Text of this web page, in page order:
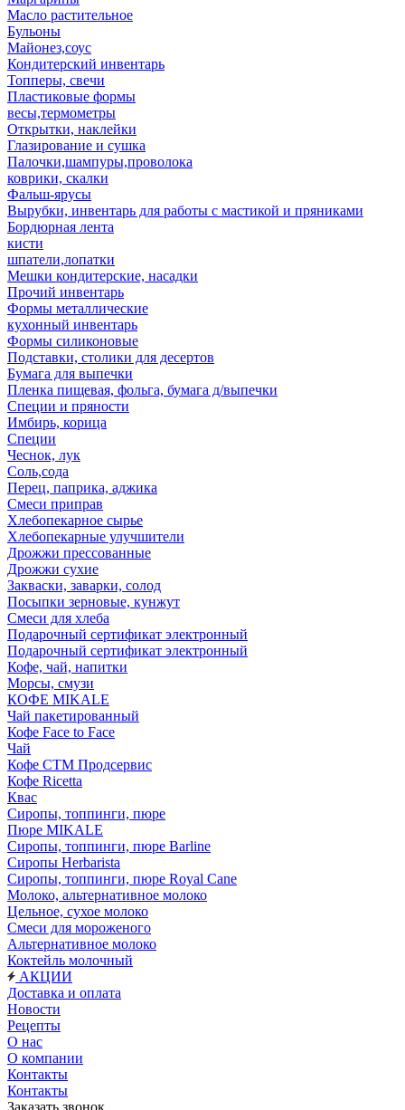
Масло растительное
Бульоны
Майонез,соус
Кондитерский инвентарь
Топперы, свечи
Пластиковые формы
весы,термометры
Открытки, наклейки
Глазирование и сушка
Палочки,шампуры,проволока
коврики, скалки
Фальш-ярусы
Вырубки, инвентарь для работы с мастикой и пряниками
Бордюрная лента
кисти
шпатели,лопатки
Мешки кондитерские, насадки
Прочий инвентарь
Формы металлические
кухонный инвентарь
Формы силиконовые
Подставки, столики для десертов
Бумага для выпечки
Пленка пищевая, фольга, бумага д/выпечки
Специи и пряности
Имбирь, корица
Специи
Чеснок, лук
Соль,сода
Перец, паприка, аджика
Смеси приправ
Хлебопекарное сырье
Хлебопекарные улучшители
Дрожжи прессованные
Дрожжи сухие
Закваски, заварки, солод
Посыпки зерновые, кунжут
Смеси для хлеба
Подарочный сертификат электронный
Подарочный сертификат электронный
Кофе, чай, напитки
Морсы, смузи
КОФЕ MIKALE
Чай пакетированный
Кофе Face to Face
Чай
Кофе СТМ Продсервис
Кофе Ricetta
Квас
Сиропы, топпинги, пюре
Пюре MIKALE
Сиропы, топпинги, пюре Barline
Сиропы Herbarista
Сиропы, топпинги, пюре Royal Cane
Молоко, альтернативное молоко
Цельное, сухое молоко
Смеси для мороженого
Альтернативное молоко
Коктейль молочный
АКЦИИ
Доставка и оплата
Новости
Рецепты
О нас
О компании
Контакты
Контакты
Заказать звонок